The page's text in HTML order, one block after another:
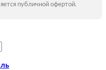
публичной офертой.